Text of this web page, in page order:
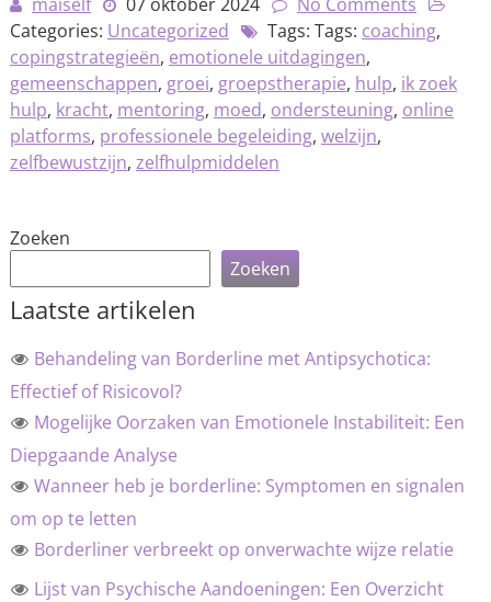
Categories: Uncategorized Tags: Tags: coaching,
copingstrategieën, emotionele uitdagingen,
gemeenschappen, groei, groepstherapie, hulp, ik zoek
hulp, kracht, mentoring, moed, ondersteuning, online
platforms, professionele begeleiding, welzijn,
zelfbewustzijn, zelfhulpmiddelen
Zoeken
Zoeken
Laatste artikelen
Behandeling van Borderline met Antipsychotica:
Effectief of Risicovol?
Mogelijke Oorzaken van Emotionele Instabiliteit: Een
Diepgaande Analyse
Wanneer heb je borderline: Symptomen en signalen
om op te letten
Borderliner verbreekt op onverwachte wijze relatie
Lijst van Psychische Aandoeningen: Een Overzicht